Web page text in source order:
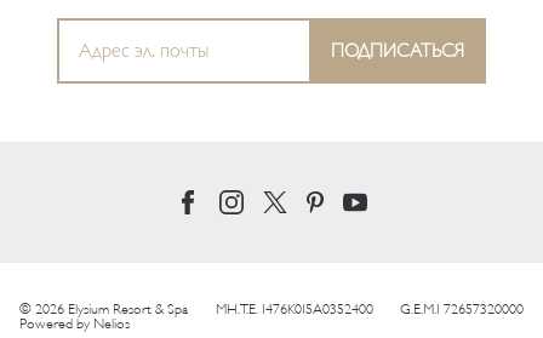
© 2026 Elysium Resort & Spa MH.T.E. 1476K015A0352400
G.E.M.I 72657320000
Powered by Nelios